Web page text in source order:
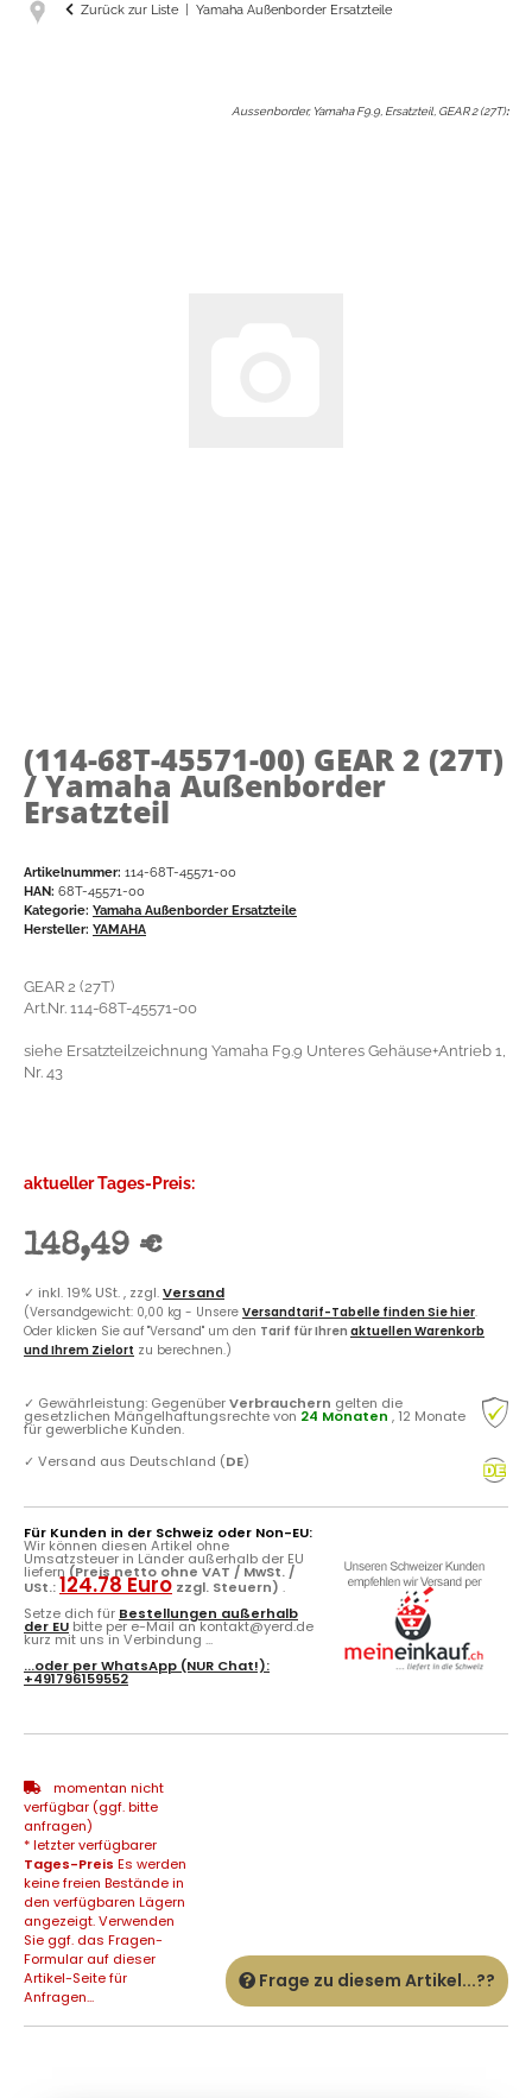
Zurück zur Liste Yamaha Außenborder Ersatzteile
Aussenborder, Yamaha F9.9, Ersatzteil, GEAR 2 (27T):
(114-68T-45571-00) GEAR 2 (27T)
/ Yamaha Außenborder
Ersatzteil
Artikelnummer: 114-68T-45571-00
HAN: 68T-45571-00
Kategorie: Yamaha Außenborder Ersatzteile
Hersteller: YAMAHA
GEAR 2 (27T)
Art.Nr. 114-68T-45571-00
siehe Ersatzteilzeichnung Yamaha F9.9 Unteres Gehäuse+Antrieb 1,
Nr. 43
aktueller Tages-Preis:
148,49 €
✓ inkl. 19% USt. , zzgl.Versand
(Versandgewicht: 0,00 kg - Unsere Versandtarif-Tabelle finden Sie hier.
Oder klicken Sie auf "Versand" um den Tarif für Ihren aktuellen Warenkorb
und Ihrem Zielort zu berechnen.)
✓ Gewährleistung: GegenüberVerbrauchern gelten die
gesetzlichen Mängelhaftungsrechte von 24 Monaten , 12 Monate
für gewerbliche Kunden.
✓ Versand aus Deutschland (DE)
Für Kunden in der Schweiz oder Non-EU:
Wir können diesen Artikel ohne
Umsatzsteuer in Länder außerhalb der EU
liefern (Preis netto ohne VAT / MwSt. /
USt.:124.78 Euro zzgl. Steuern) .
Setze dich für Bestellungen außerhalb
der EU bitte per e-Mail an kontakt@yerd.de
kurz mit uns in Verbindung ...
...oder perWhatsApp (NUR Chat!):
+491796159552
momentan nicht
verfügbar (ggf. bitte
anfragen)
* letzter verfügbarer
Tages-Preis Es werden
keine freien Bestände in
den verfügbaren Lägern
angezeigt. Verwenden
Sie ggf. das Fragen-
Formular auf dieser
Artikel-Seite für
Anfragen...
Frage zu diesem Artikel...??